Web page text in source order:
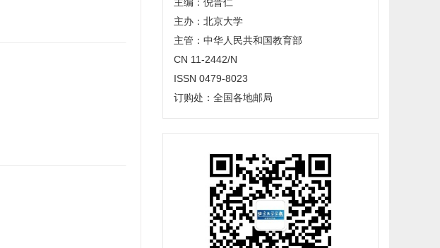
主办：北京大学
主管：中华人民共和国教育部
CN 11-2442/N
ISSN 0479-8023
订购处：全国各地邮局